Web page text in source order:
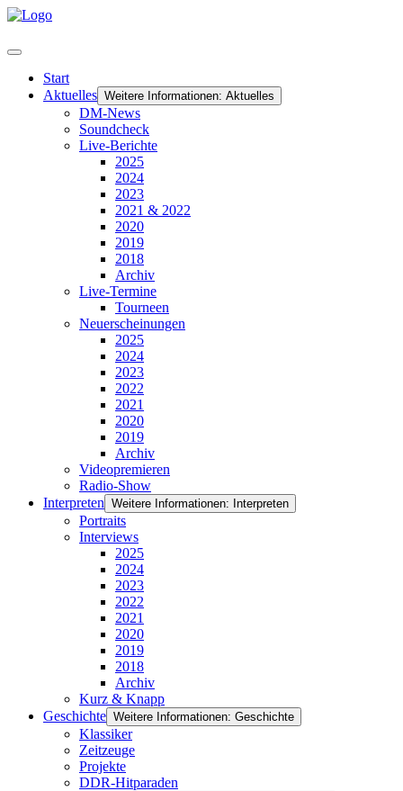
Start
Aktuelles Weitere Informationen: Aktuelles
DM-News
Soundcheck
Live-Berichte
2025
2024
2023
2021 & 2022
2020
2019
2018
Archiv
Live-Termine
Tourneen
Neuerscheinungen
2025
2024
2023
2022
2021
2020
2019
Archiv
Videopremieren
Radio-Show
Interpreten Weitere Informationen: Interpreten
Portraits
Interviews
2025
2024
2023
2022
2021
2020
2019
2018
Archiv
Kurz & Knapp
Geschichte Weitere Informationen: Geschichte
Klassiker
Zeitzeuge
Projekte
DDR-Hitparaden